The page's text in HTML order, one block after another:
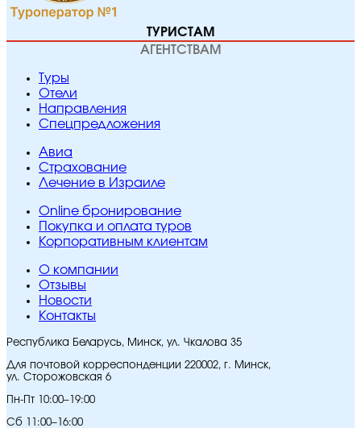
ТУРИСТАМ
АГЕНТСТВАМ
Туры
Отели
Направления
Спецпредложения
Авиа
Страхование
Лечение в Израиле
Online бронирование
Покупка и оплата туров
Корпоративным клиентам
O компании
Отзывы
Новости
Контакты
Республика Беларусь, Минск, ул. Чкалова 35
Для почтовой корреспонденции 220002, г. Минск,
ул. Сторожовская 6
Пн-Пт 10:00–19:00
Сб 11:00–16:00